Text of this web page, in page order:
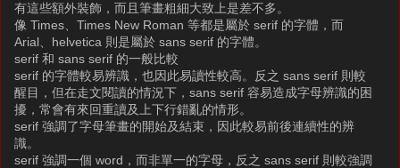
有這些額外裝飾，而且筆畫粗細大致上是差不多。
像 Times、Times New Roman 等都是屬於 serif 的字體，而
Arial、helvetica 則是屬於 sans serif 的字體。
serif 和 sans serif 的一般比較
serif 的字體較易辨識，也因此易讀性較高。反之 sans serif 則較
醒目，但在走文閱讀的情況下，sans serif 容易造成字母辨識的困
擾，常會有來回重讀及上下行錯亂的情形。
serif 強調了字母筆畫的開始及結束，因此較易前後連續性的辨
識。
serif 強調一個 word，而非單一的字母，反之 sans serif 則較強調